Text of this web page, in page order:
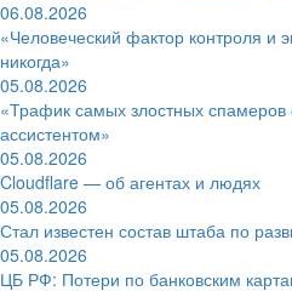
06.08.2026
«Человеческий фактор контроля и
никогда»
05.08.2026
«Трафик самых злостных спамеров
ассистентом»
05.08.2026
Cloudflare — об агентах и людях
05.08.2026
Стал известен состав штаба по
05.08.2026
ЦБ РФ: Потери по банковским